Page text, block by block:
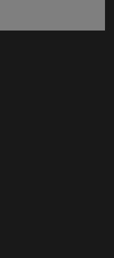
nueva ventana)
nueva ventana)